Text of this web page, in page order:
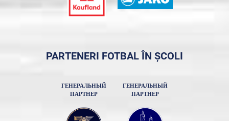
PARTENERI FOTBAL ÎN ȘCOLI
ГЕНЕРАЛЬНЫЙ
ПАРТНЕР
ГЕНЕРАЛЬНЫЙ
ПАРТНЕР